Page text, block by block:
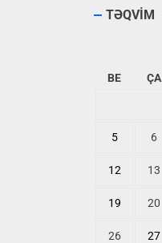
TƏQVİM
BE ÇA
5 6
12 13
19 20
26 27